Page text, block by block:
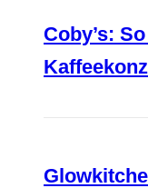
Coby’s: